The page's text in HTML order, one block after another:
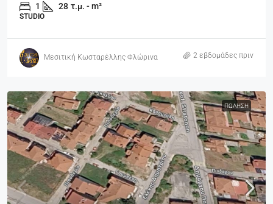
1 28 τ.μ. - m²
STUDIO
Μεσιτική Κωσταρέλλης Φλώρινα 2 εβδομάδες πριν
ΠΏΛΗΣΗ